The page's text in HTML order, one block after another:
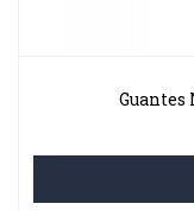
Guantes